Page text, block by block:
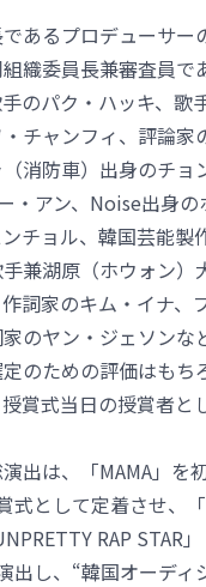
あるプロデューサー
織委員長兼審査員で
のパク・ハッキ、歌
チャンフィ、評論家
消防車）出身のチョ
・アン、Noise出身
チョル、韓国芸能製
兼湖原（ホウォン）
詞家のキム・イナ、
のヤン・ジェソンな
のための評価はもち
賞式当日の授賞者と
出は、「MAMA」を
式として定着させ、
RAP STAR
出し、“韓国オーディ